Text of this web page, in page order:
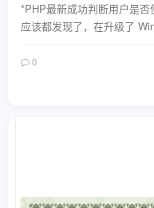
*PHP最新成功判断用户是
应该都发现了，在升级了
0